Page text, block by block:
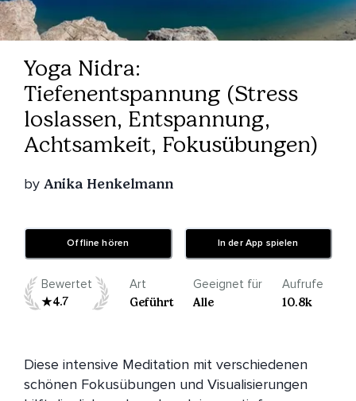
Yoga Nidra:
Tiefenentspannung (Stress
loslassen, Entspannung,
Achtsamkeit, Fokusübungen)
by Anika Henkelmann
Offline hören In der App spielen
Bewertet
4.7
Art
Geführt
Geeignet für
Alle
Aufrufe
10.8k
Diese intensive Meditation mit verschiedenen
schönen Fokusübungen und Visualisierungen